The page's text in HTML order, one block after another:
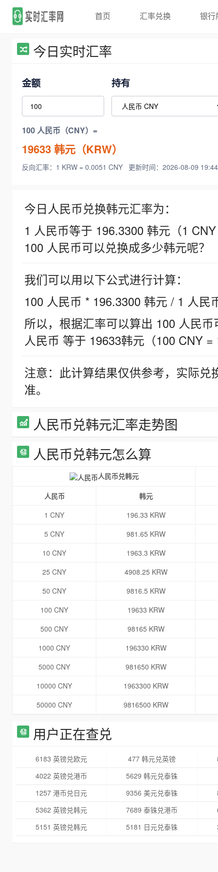
首页 汇率兑换 银行
今日实时汇率
金额 持有
100 人民币（CNY）=
19633韩元（KRW）
反向汇率：1 KRW = 0.0051 CNY 更新时间：2026-08-09
今日人民币兑换韩元汇率为：
1 人民币等于 196.3300 韩元（1
100 人民币可以兑换成多少韩元呢？
我们可以用以下公式进行计算：
100 人民币 * 196.3300 韩元 / 1 人民
所以，根据汇率可以算出 100 人民
人民币 等于 19633韩元（100 CNY =
注意：此计算结果仅供参考，实际
准。
人民币兑韩元汇率走势图
人民币兑韩元怎么算
人民币兑韩元
人民币
韩元
1 CNY
196.33 KRW
5 CNY
981.65 KRW
10 CNY
1963.3 KRW
25 CNY
4908.25 KRW
50 CNY
9816.5 KRW
100 CNY
19633 KRW
500 CNY
98165 KRW
1000 CNY
196330 KRW
5000 CNY
981650 KRW
10000 CNY
1963300 KRW
50000 CNY
9816500 KRW
用户正在查兑
6183 英镑兑欧元 477 韩元兑英镑
4022 英镑兑港币
5629 韩元兑泰铢
1257 港币兑日元
9356 美元兑泰铢
5362 英镑兑韩元
7689 泰铢兑港币
5151 英镑兑韩元
5181 日元兑泰铢